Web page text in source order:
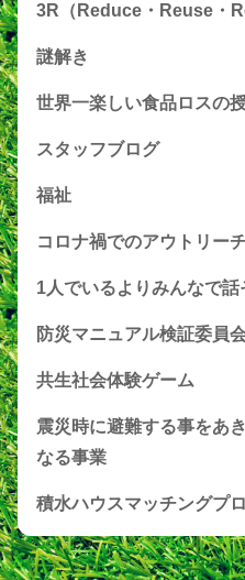
3R（Reduce・Reuse・
謎解き
世界一楽しい食品ロスの
スタッフブログ
福祉
コロナ禍でのアウトリー
1人でいるよりみんなで話
防災マニュアル検証委員
共生社会体験ゲーム
震災時に避難する事をあ
なる事業
積水ハウスマッチングプ